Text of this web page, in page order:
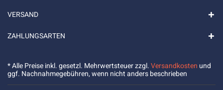
VERSAND
ZAHLUNGSARTEN
* Alle Preise inkl. gesetzl. Mehrwertsteuer zzgl.Versandkosten und
ggf. Nachnahmegebühren, wenn nicht anders beschrieben